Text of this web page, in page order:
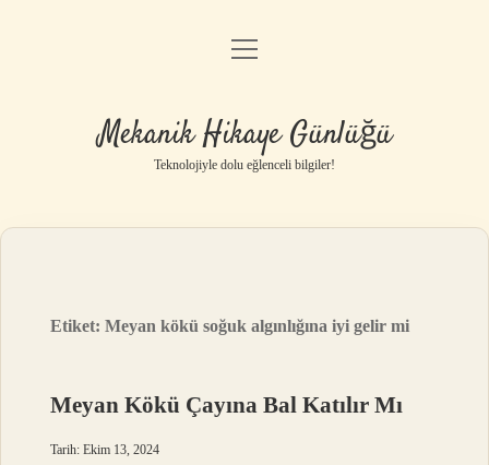
Anasayfa
Yasal Uyarı
menüyü
Mekanik Hikaye Günlüğü
Teknolojiyle dolu eğlenceli bilgiler!
Etiket:Meyan kökü soğuk algınlığına iyi gelir mi
Meyan Kökü Çayına Bal Katılır Mı
Tarih: Ekim 13, 2024